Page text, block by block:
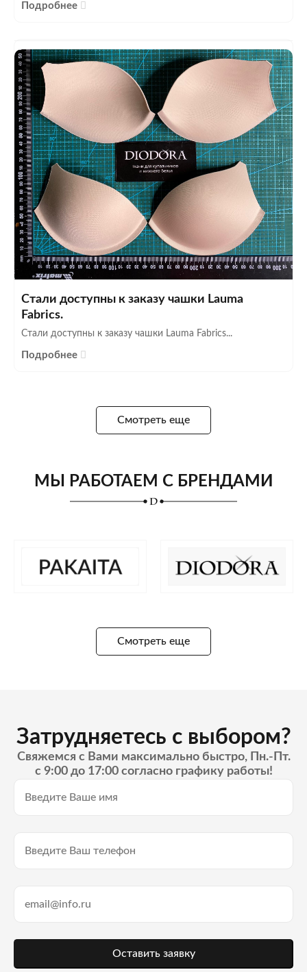
Подробнее
Стали доступны к заказу чашки Lauma
Fabrics.
Стали доступны к заказу чашки Lauma Fabrics...
Подробнее
Смотреть еще
МЫ РАБОТАЕМ С БРЕНДАМИ
Смотреть еще
Затрудняетесь с выбором?
Свяжемся с Вами максимально быстро, Пн.-Пт.
с 9:00 до 17:00 согласно графику работы!
Оставить заявку